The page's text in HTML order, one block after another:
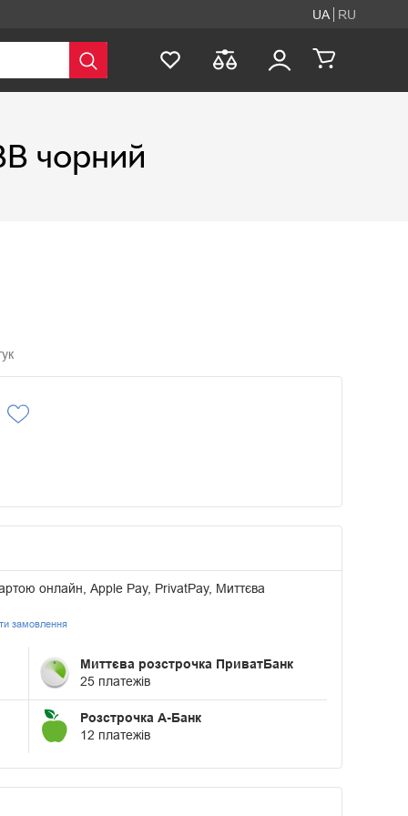
UA RU
чорний
онлайн, Apple Pay, PrivatPay, Миттєва
замовлення
Миттєва розстрочка ПриватБанк
25 платежів
Розстрочка А-Банк
12 платежів